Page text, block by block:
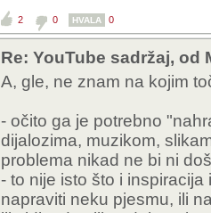
kolekcijama audio-
zabranjeno korištenje
stranicama, za
čemu diskutirati, jer je
eksplicitne privole
rade, i ne samo sa
procesuirati.
2 0 HVALA 0
Re: YouTube sadržaj, od
A, gle, ne znam na kojim
- očito ga je potrebno
dijalozima, muzikom,
problema nikad ne bi ni
- to nije isto što i
napraviti neku pjesmu, ili